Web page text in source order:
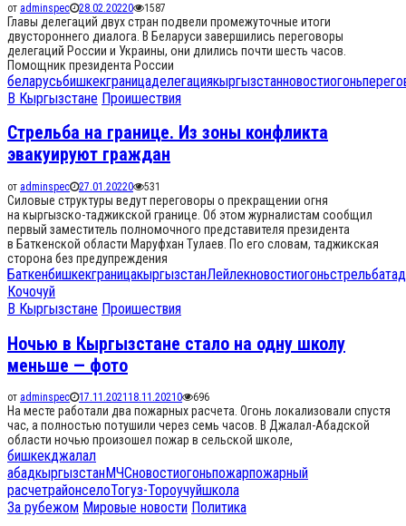
от adminspec 28.02.20220 1587
Главы делегаций двух стран подвели промежуточные итоги
двустороннего диалога. В Беларуси завершились переговоры
делегаций России и Украины, они длились почти шесть часов.
Помощник президента России
беларусьбишкекграницаделегациякыргызстанновостиогонь
В Кыргызстане Проишествия
Стрельба на границе. Из зоны конфликта
эвакуируют граждан
от adminspec 27.01.20220 531
Силовые структуры ведут переговоры о прекращении огня
на кыргызско-таджикской границе. Об этом журналистам сообщил
первый заместитель полномочного представителя президента
в Баткенской области Маруфхан Тулаев. По его словам, таджикская
сторона без предупреждения
БаткенбишкекграницакыргызстанЛейлекновостиогоньстрельба
Кочочуй
В Кыргызстане Проишествия
Ночью в Кыргызстане стало на одну школу
меньше — фото
от adminspec 17.11.2021 18.11.20210 696
На месте работали два пожарных расчета. Огонь локализовали спустя
час, а полностью потушили через семь часов. В Джалал-Абадской
области ночью произошел пожар в сельской школе,
бишкекджалал
абадкыргызстанМЧСновостиогоньпожарпожарный
расчетрайонселоТогуз-Тороучуйшкола
За рубежом Мировые новости Политика